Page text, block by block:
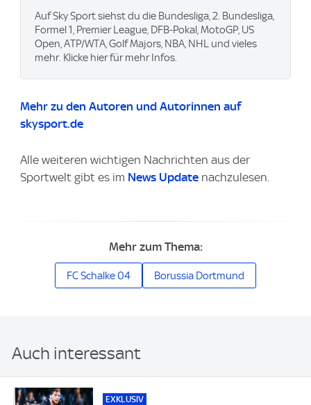
Auf Sky Sport siehst du die Bundesliga, 2. Bundesliga,
Formel 1, Premier League, DFB-Pokal, MotoGP, US
Open, ATP/WTA, Golf Majors, NBA, NHL und vieles
mehr. Klicke hier für mehr Infos.
Mehr zu den Autoren und Autorinnen auf
skysport.de
Alle weiteren wichtigen Nachrichten aus der
Sportwelt gibt es im News Update nachzulesen.
Mehr zum Thema:
FC Schalke 04 Borussia Dortmund
Auch interessant
EXKLUSIV